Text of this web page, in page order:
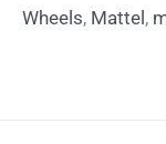
Wheels, Mattel,